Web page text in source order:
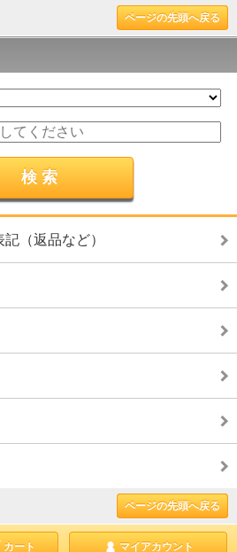
ページの先頭へ戻る
（返品など）
ページの先頭へ戻る
カート マイアカウント